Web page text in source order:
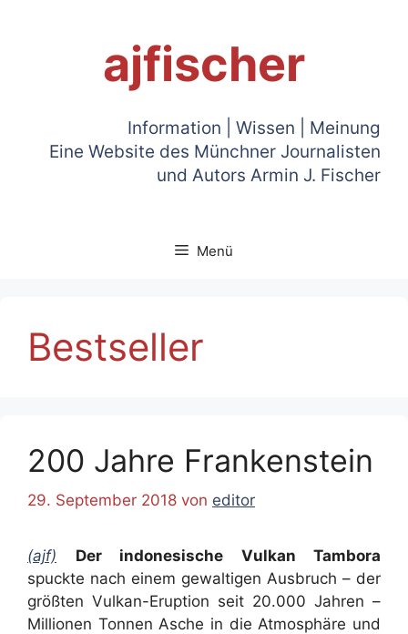
ajfischer
Information | Wissen | Meinung
Eine Website des Münchner Journalisten
und Autors Armin J. Fischer
Menü
Bestseller
200 Jahre Frankenstein
29. September 2018 von editor
(ajf)
Der indonesische Vulkan Tambora
spuckte nach einem gewaltigen Ausbruch – der
größten Vulkan-Eruption seit 20.000 Jahren –
Millionen Tonnen Asche in die Atmosphäre und